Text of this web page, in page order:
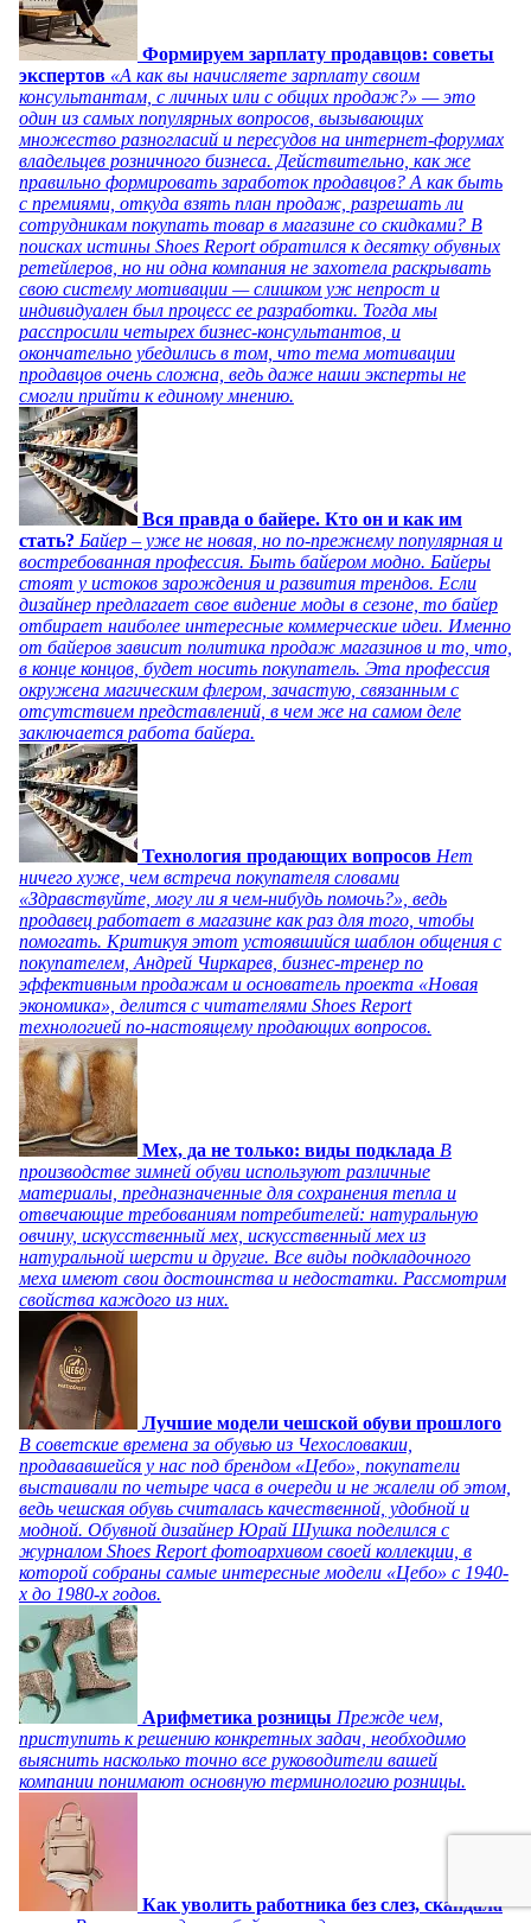
Формируем зарплату продавцов: советы
экспертов «А как вы начисляете зарплату своим
консультантам, с личных или с общих продаж?» — это
один из самых популярных вопросов, вызывающих
множество разногласий и пересудов на интернет-форумах
владельцев розничного бизнеса. Действительно, как же
правильно формировать заработок продавцов? А как быть
с премиями, откуда взять план продаж, разрешать ли
сотрудникам покупать товар в магазине со скидками? В
поисках истины Shoes Report обратился к десятку обувных
ретейлеров, но ни одна компания не захотела раскрывать
свою систему мотивации — слишком уж непрост и
индивидуален был процесс ее разработки. Тогда мы
расспросили четырех бизнес-консультантов, и
окончательно убедились в том, что тема мотивации
продавцов очень сложна, ведь даже наши эксперты не
смогли прийти к единому мнению.
Вся правда о байере. Кто он и как им
стать? Байер – уже не новая, но по-прежнему популярная и
востребованная профессия. Быть байером модно. Байеры
стоят у истоков зарождения и развития трендов. Если
дизайнер предлагает свое видение моды в сезоне, то байер
отбирает наиболее интересные коммерческие идеи. Именно
от байеров зависит политика продаж магазинов и то, что,
в конце концов, будет носить покупатель. Эта профессия
окружена магическим флером, зачастую, связанным с
отсутствием представлений, в чем же на самом деле
заключается работа байера.
Технология продающих вопросов Нет
ничего хуже, чем встреча покупателя словами
«Здравствуйте, могу ли я чем-нибудь помочь?», ведь
продавец работает в магазине как раз для того, чтобы
помогать. Критикуя этот устоявшийся шаблон общения с
покупателем, Андрей Чиркарев, бизнес-тренер по
эффективным продажам и основатель проекта «Новая
экономика», делится с читателями Shoes Report
технологией по-настоящему продающих вопросов.
Мех, да не только: виды подклада В
производстве зимней обуви используют различные
материалы, предназначенные для сохранения тепла и
отвечающие требованиям потребителей: натуральную
овчину, искусственный мех, искусственный мех из
натуральной шерсти и другие. Все виды подкладочного
меха имеют свои достоинства и недостатки. Рассмотрим
свойства каждого из них.
Лучшие модели чешской обуви прошлого
В советские времена за обувью из Чехословакии,
продававшейся у нас под брендом «Цебо», покупатели
выстаивали по четыре часа в очереди и не жалели об этом,
ведь чешская обувь считалась качественной, удобной и
модной. Обувной дизайнер Юрай Шушка поделился с
журналом Shoes Report фотоархивом своей коллекции, в
которой собраны самые интересные модели «Цебо» с 1940-
х до 1980-х годов.
Арифметика розницы Прежде чем,
приступить к решению конкретных задач, необходимо
выяснить насколько точно все руководители вашей
компании понимают основную терминологию розницы.
Как уволить работника без слез, скандала